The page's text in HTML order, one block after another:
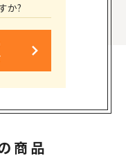
か?
商品